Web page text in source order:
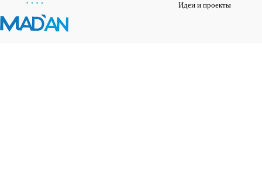
Идеи и проекты